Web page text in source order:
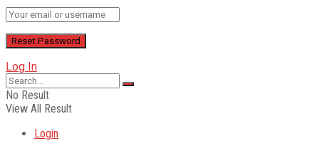
Log In
No Result
View All Result
Login